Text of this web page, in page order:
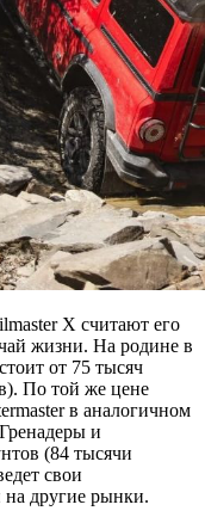
X считают его
жизни. На родине в
от 75 тысяч
По той же цене
в аналогичном
и
(84 тысячи
свои
другие рынки.